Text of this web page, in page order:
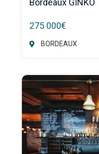
Bordeaux GINKO
275 000€
BORDEAUX